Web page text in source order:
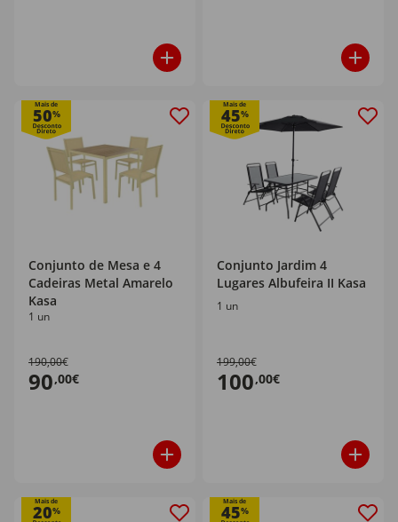
Mais de
50%
Conjunto de Mesa e 4
Cadeiras Metal Amarelo
Kasa
1 un
190,00€
90,00€
Mais de
45%
Conjunto Jardim 4
Lugares Albufeira II Kasa
1 un
199,00€
100,00€
Mais de
20%
Mais de
45%